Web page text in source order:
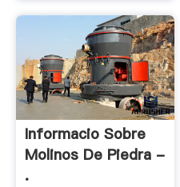
Informacio Sobre
Molinos De Piedra -
.